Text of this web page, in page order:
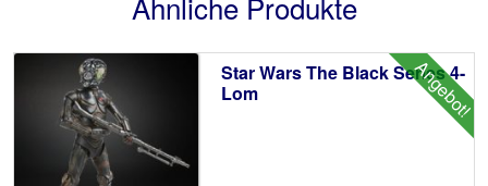
Angebot!
Star Wars The Black Series 4-
Lom